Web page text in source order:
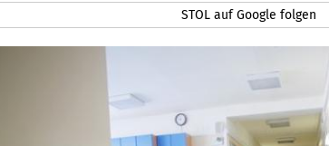
STOL auf Google folgen